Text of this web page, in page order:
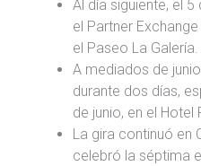
Al día siguiente, el
el Partner
el Paseo La Galería.
A mediados de
durante dos días,
de junio, en el Hotel
La gira continuó en
celebró la séptima